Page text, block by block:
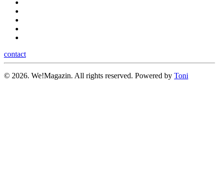
contact
© 2026. We!Magazin. All rights reserved. Powered by Toni